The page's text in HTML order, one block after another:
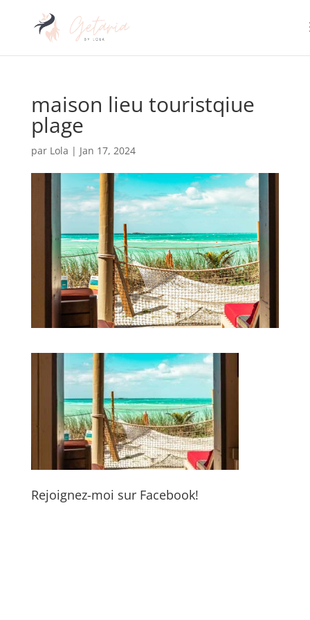
maison lieu touristqiue
plage
par Lola | Jan 17, 2024
Rejoignez-moi sur Facebook!